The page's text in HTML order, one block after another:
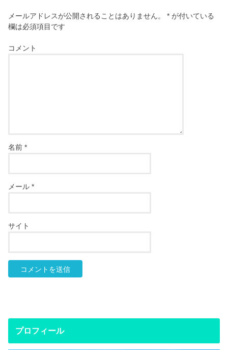
メールアドレスが公開されることはありません。 * が付いている
欄は必須項目です
コメント
名前*
メール*
サイト
プロフィール